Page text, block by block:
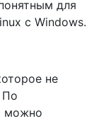
для
с Windows.
не
По
можно